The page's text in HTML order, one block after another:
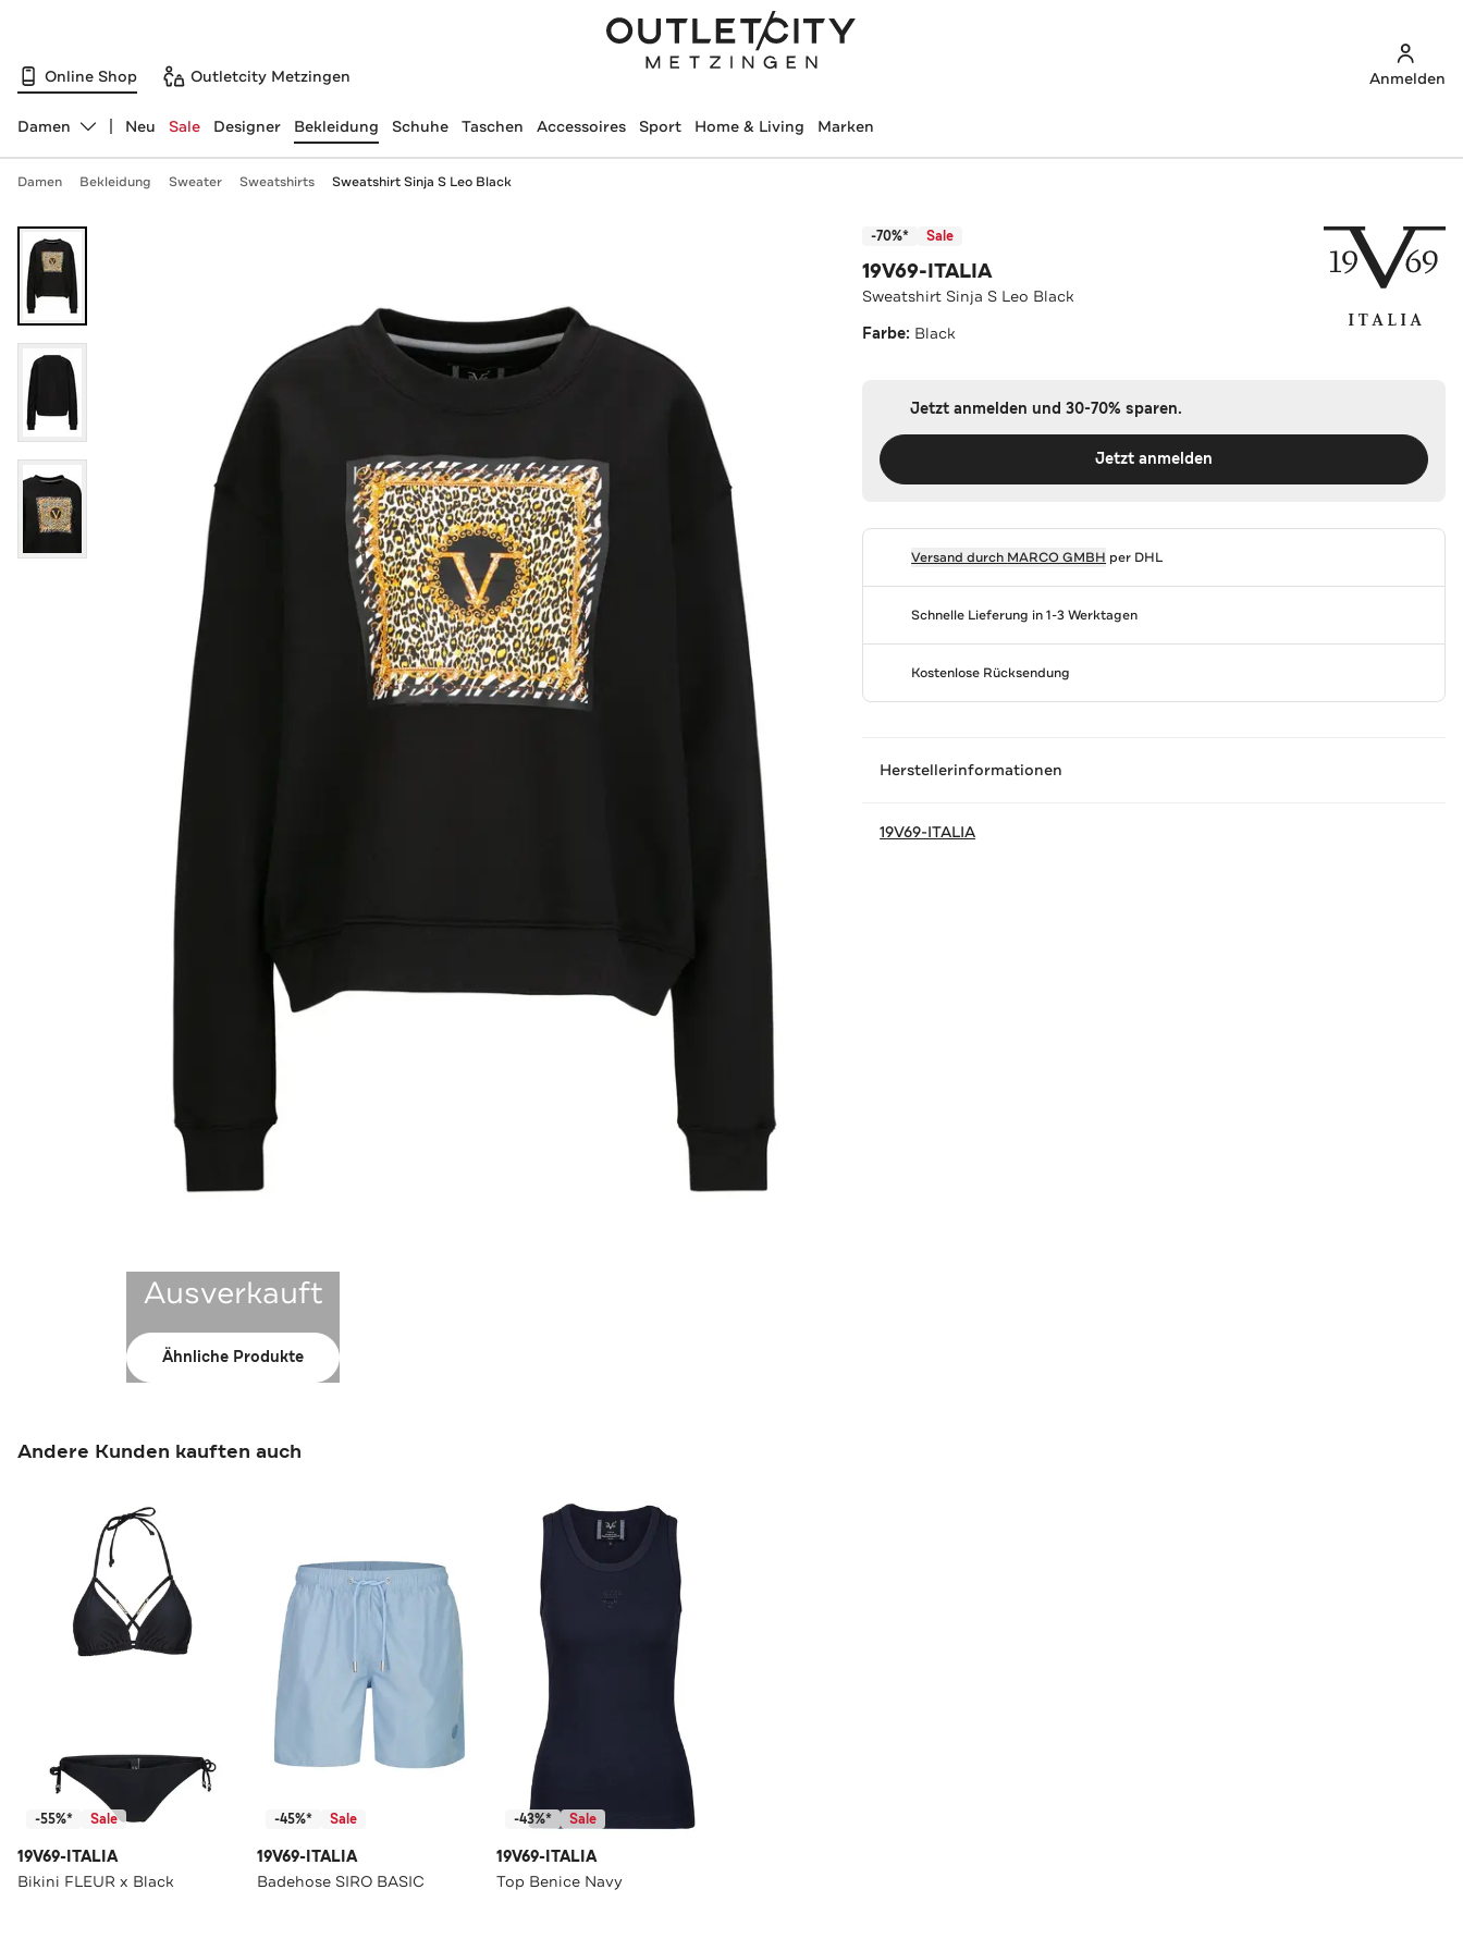
Online Shop Outletcity Metzingen Anmelden
Abteilung ändern, ausgewählt:
Damen Neu Sale Designer Bekleidung Schuhe Taschen Accessoires Sport Home & Living Marken
Damen Bekleidung Sweater Sweatshirts Sweatshirt Sinja S Leo Black
Ausverkauft
Ähnliche Produkte
-70%* Sale
19V69-ITALIA
Sweatshirt Sinja S Leo Black
Farbe: Black
Jetzt anmelden und 30-70% sparen.
Jetzt anmelden
Versand durch MARCO GMBH per DHL
Schnelle Lieferung in 1-3 Werktagen
Kostenlose Rücksendung
Herstellerinformationen
19V69-ITALIA
Andere Kunden kauften auch
-55%* Sale
19V69-ITALIA
Bikini FLEUR x Black
-45%* Sale
19V69-ITALIA
Badehose SIRO BASIC
-43%* Sale
19V69-ITALIA
Top Benice Navy